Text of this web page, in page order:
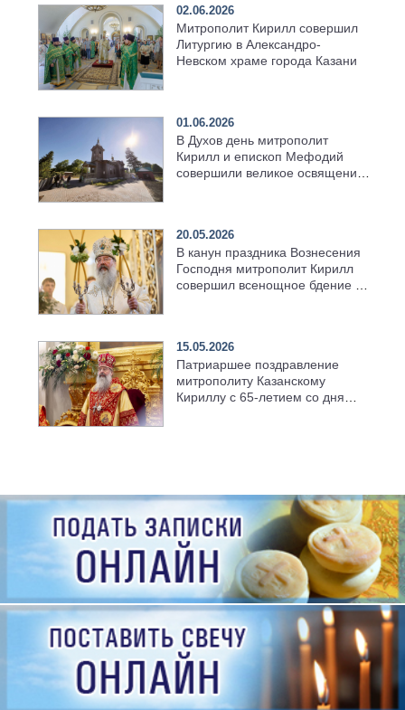
02.06.2026
Митрополит Кирилл совершил
Литургию в Александро-
Невском храме города Казани
01.06.2026
В Духов день митрополит
Кирилл и епископ Мефодий
совершили великое освящение
20.05.2026
В канун праздника Вознесения
Господня митрополит Кирилл
совершил всенощное бдение в
15.05.2026
Патриаршее поздравление
митрополиту Казанскому
Кириллу с 65-летием со дня